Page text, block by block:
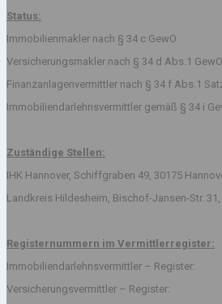
Status:
Immobilienmakler nach § 34 c GewO
Versicherungsmakler nach § 34 d Abs.1 GewO
Finanzanlagenvermittler nach § 34 f Abs.1
Immobiliendarlehnsvermittler gemäß § 34 i
Zuständige Stellen:
IHK Hannover, Schiffgraben 49, 30175
Landkreis Hildesheim, Bischof-Jansen-Str.
Registernummern im Vermittlerregister:
Immobiliendarlehnsvermittler –
Versicherungsvermittler –